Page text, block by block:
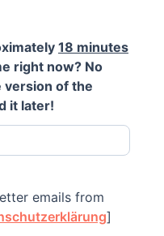
18 minutes
right now? No
version of the
it later!
emails from
]